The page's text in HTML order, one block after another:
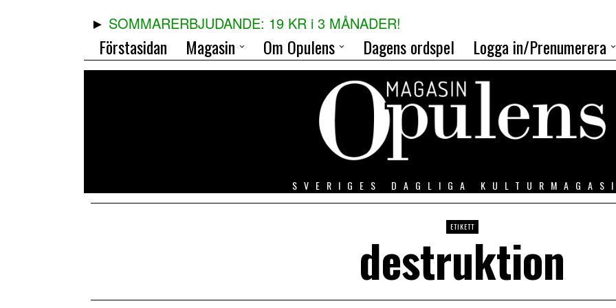
SOMMARERBJUDANDE: 19 KR i 3 MÅNADER!
Förstasidan Magasin Om Opulens Dagens ordspel Logga in/Prenumerera
SVERIGES DAGLIGA
ETIKETT
destruktion